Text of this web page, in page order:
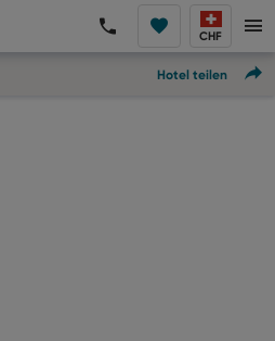
CHF
Hotel teilen